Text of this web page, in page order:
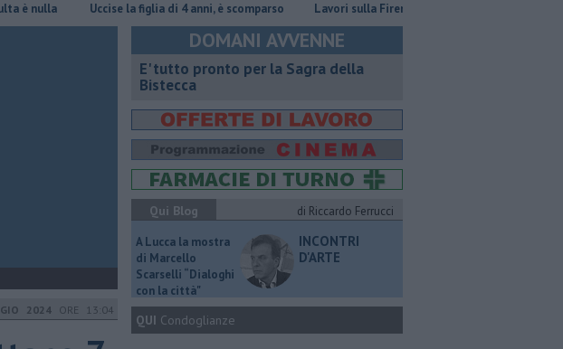
Uccise la figlia di 4 anni, è scomparso Lavori sulla Firenze-Roma, i treni cambiano orario
2024 ORE 13:04
DOMANI AVVENNE
E' tutto pronto per la Sagra della
Bistecca
Qui Blog
di Riccardo Ferrucci
A Lucca la mostra
di Marcello
Scarselli “Dialoghi
con la città"
INCONTRI
D'ARTE
QUI Condoglianze